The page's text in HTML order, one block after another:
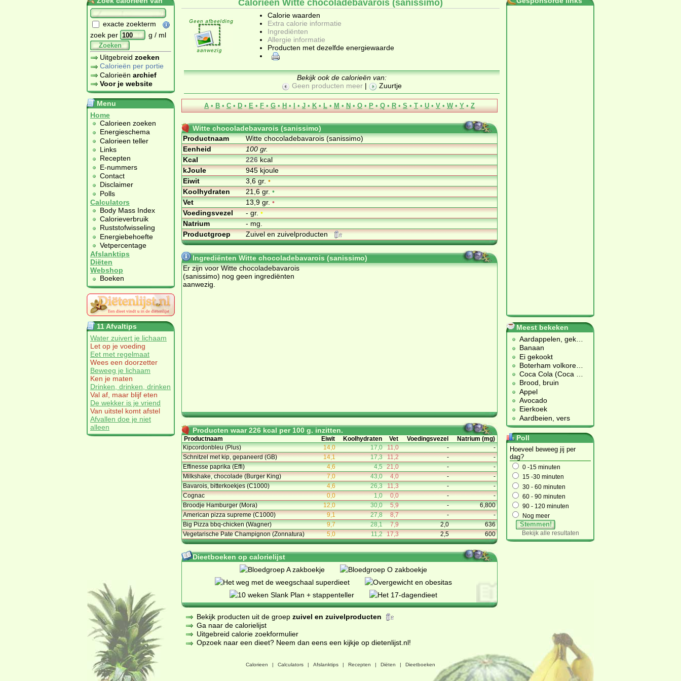
exacte zoekterm
zoek per
g / ml
Zoeken
Uitgebreid zoeken
Calorieën per portie
Calorieën archief
Voor je website
Menu
Home
Calorieen zoeken
Energieschema
Calorieen teller
Links
Recepten
E-nummers
Contact
Disclaimer
Polls
Calculators
Body Mass Index
Calorieverbruik
Ruststofwisseling
Energiebehoefte
Vetpercentage
Afslanktips
Diëten
Webshop
Boeken
11 Afvaltips
Water zuivert je lichaam
Let op je voeding
Eet met regelmaat
Wees een doorzetter
Beweeg je lichaam
Ken je maten
Drinken, drinken, drinken
Val af, maar blijf eten
De wekker is je vriend
Van uitstel komt afstel
Afvallen doe je niet
alleen
Calorieën Witte chocoladebavarois (sanissimo)
Calorie waarden
Extra calorie informatie
Ingrediënten
Allergie informatie
Producten met dezelfde energiewaarde
Bekijk ook de calorieën van:
Geen producten meer | Zuurtje
A • B • C • D • E • F • G • H • I • J • K • L • M • N • O • P • Q • R • S • T • U • V • W • Y • Z
Witte chocoladebavarois (sanissimo)
Productnaam
Witte chocoladebavarois (sanissimo)
Eenheid
100 gr.
Kcal
226kcal
kJoule
945 kjoule
Eiwit
3,6 gr.•
Koolhydraten
21,6 gr.•
Vet
13,9 gr.•
Voedingsvezel
- gr.•
Natrium
- mg.
Productgroep
Zuivel en zuivelproducten
Ingrediënten Witte chocoladebavarois (sanissimo)
Er zijn voor Witte chocoladebavarois
(sanissimo) nog geen ingrediënten
aanwezig.
Producten waar 226 kcal per 100 g. inzitten.
Productnaam Eiwit Koolhydraten Vet Voedingsvezel
Natrium (mg)
Kipcordonbleu (Plus)
14,0 17,0 11,0 -
-
Schnitzel met kip, gepaneerd (GB)
14,1 17,3 11,2 -
-
Effinesse paprika (Effi)
4,6 4,5 21,0 -
-
Milkshake, chocolade (Burger King)
7,0 43,0 4,0 -
-
Bavarois, bitterkoekjes (C1000)
4,6 26,3 11,3 -
-
Cognac
0,0 1,0 0,0 -
-
Broodje Hamburger (Mora)
12,0 30,0 5,9 -
6,800
American pizza supreme (C1000)
9,1 27,8 8,7 -
-
Big Pizza bbq-chicken (Wagner)
9,7 28,1 7,9 2,0
636
Vegetarische Pate Champignon (Zonnatura)
5,0 11,2 17,3 2,5 600
Dieetboeken op calorielijst
Bekijk producten uit de groep zuivel en zuivelproducten
Ga naar de calorielijst
Uitgebreid calorie zoekformulier
Opzoek naar een dieet? Neem dan eens een kijkje op dietenlijst.nl!
Meest bekeken
Aardappelen, gek
Banaan
Ei gekookt
Boterham volkore
Coca Cola (Coca
Brood, bruin
Appel
Avocado
Eierkoek
Aardbeien, vers
Poll
Hoeveel beweeg jij per
dag?
0 -15 minuten
15 -30 minuten
30 - 60 minuten
60 - 90 minuten
90 - 120 minuten
Nog meer
Stemmen!
Bekijk alle resultaten
Calorieen | Calculators | Afslanktips | Recepten | Diëten | Dieetboeken